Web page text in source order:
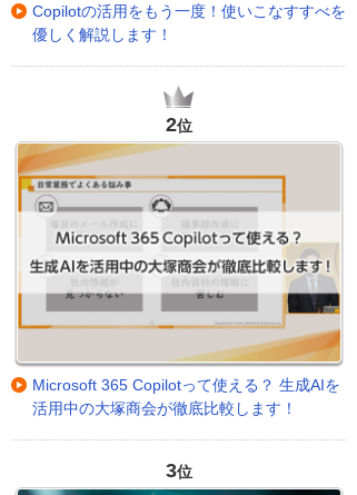
Copilotの活用をもう一度！使いこなすすべを
優しく解説します！
2位
Microsoft 365 Copilotって使える？ 生成AIを
活用中の大塚商会が徹底比較します！
3位